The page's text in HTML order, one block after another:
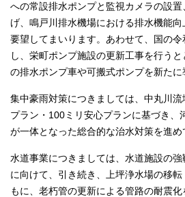
への常設排水ポンプと監視カメラの設
げ、鳴戸川排水機場における排水機能
要望してまいります。あわせて、国の
し、栄町ポンプ施設の更新工事を行う
の排水ポンプ車や可搬式ポンプを新たに
集中豪雨対策につきましては、中丸川
プラン・100ミリ安心プランに基づき、
が一体となった総合的な治水対策を進め
水道事業につきましては、水道施設の
に向けて、引き続き、上坪浄水場の移
もに、老朽管の更新による管路の耐震